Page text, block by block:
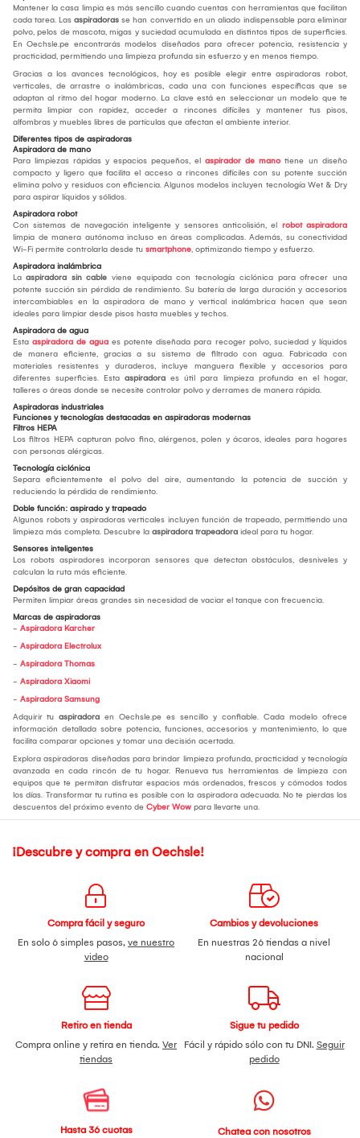
Mantener la casa limpia es más sencillo cuando cuentas con herramientas que facilitan
cada tarea. Las aspiradoras se han convertido en un aliado indispensable para eliminar
polvo, pelos de mascota, migas y suciedad acumulada en distintos tipos de superficies.
En Oechsle.pe encontrarás modelos diseñados para ofrecer potencia, resistencia y
practicidad, permitiendo una limpieza profunda sin esfuerzo y en menos tiempo.
Gracias a los avances tecnológicos, hoy es posible elegir entre aspiradoras robot,
verticales, de arrastre o inalámbricas, cada una con funciones específicas que se
adaptan al ritmo del hogar moderno. La clave está en seleccionar un modelo que te
permita limpiar con rapidez, acceder a rincones difíciles y mantener tus pisos,
alfombras y muebles libres de partículas que afectan el ambiente interior.
Diferentes tipos de aspiradoras
Aspiradora de mano
Para limpiezas rápidas y espacios pequeños, el aspirador de mano tiene un diseño
compacto y ligero que facilita el acceso a rincones difíciles con su potente succión
elimina polvo y residuos con eficiencia. Algunos modelos incluyen tecnología Wet & Dry
para aspirar líquidos y sólidos.
Aspiradora robot
Con sistemas de navegación inteligente y sensores anticolisión, el robot aspiradora
limpia de manera autónoma incluso en áreas complicadas. Además, su conectividad
Wi-Fi permite controlarla desde tu smartphone, optimizando tiempo y esfuerzo.
Aspiradora inalámbrica
La aspiradora sin cable viene equipada con tecnología ciclónica para ofrecer una
potente succión sin pérdida de rendimiento. Su batería de larga duración y accesorios
intercambiables en la aspiradora de mano y vertical inalámbrica hacen que sean
ideales para limpiar desde pisos hasta muebles y techos.
Aspiradora de agua
Esta aspiradora de agua es potente diseñada para recoger polvo, suciedad y líquidos
de manera eficiente, gracias a su sistema de filtrado con agua. Fabricada con
materiales resistentes y duraderos, incluye manguera flexible y accesorios para
diferentes superficies. Esta aspiradora es útil para limpieza profunda en el hogar,
talleres o áreas donde se necesite controlar polvo y derrames de manera rápida.
Aspiradoras industriales
Funciones y tecnologías destacadas en aspiradoras modernas
Filtros HEPA
Los filtros HEPA capturan polvo fino, alérgenos, polen y ácaros, ideales para hogares
con personas alérgicas.
Tecnología ciclónica
Separa eficientemente el polvo del aire, aumentando la potencia de succión y
reduciendo la pérdida de rendimiento.
Doble función: aspirado y trapeado
Algunos robots y aspiradoras verticales incluyen función de trapeado, permitiendo una
limpieza más completa. Descubre la aspiradora trapeadora ideal para tu hogar.
Sensores inteligentes
Los robots aspiradores incorporan sensores que detectan obstáculos, desniveles y
calculan la ruta más eficiente.
Depósitos de gran capacidad
Permiten limpiar áreas grandes sin necesidad de vaciar el tanque con frecuencia.
Marcas de aspiradoras
- Aspiradora Karcher
- Aspiradora Electrolux
- Aspiradora Thomas
- Aspiradora Xiaomi
- Aspiradora Samsung
Adquirir tu aspiradora en Oechsle.pe es sencillo y confiable. Cada modelo ofrece
información detallada sobre potencia, funciones, accesorios y mantenimiento, lo que
facilita comparar opciones y tomar una decisión acertada.
Explora aspiradoras diseñadas para brindar limpieza profunda, practicidad y tecnología
avanzada en cada rincón de tu hogar. Renueva tus herramientas de limpieza con
equipos que te permitan disfrutar espacios más ordenados, frescos y cómodos todos
los días. Transformar tu rutina es posible con la aspiradora adecuada. No te pierdas los
descuentos del próximo evento de Cyber Wow para llevarte una.
¡Descubre y compra en Oechsle!
Compra fácil y seguro
En solo 6 simples pasos, ve nuestro
video
Cambios y devoluciones
En nuestras 26 tiendas a nivel
nacional
Retiro en tienda
Compra online y retira en tienda. Ver
tiendas
Sigue tu pedido
Fácil y rápido sólo con tu DNI. Seguir
pedido
Hasta 36 cuotas
Chatea con nosotros